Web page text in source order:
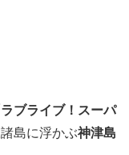
ブライブ！スーパ
島に浮かぶ神津島